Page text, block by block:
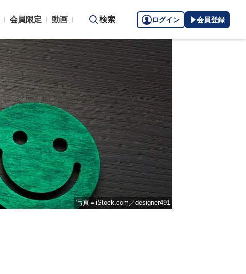
会員限定 動画 検索 ログイン 会員登録
写真＝iStock.com／designer491